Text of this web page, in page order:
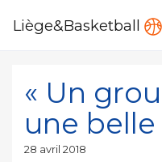
Liège&Basketball
« Un
une belle
Publié
28 avril 2018